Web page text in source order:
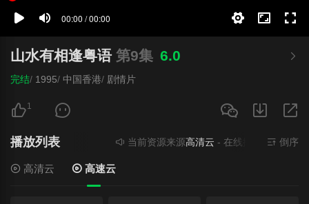
山水有相逢粤语第9集 6.0
完结/ 1995/ 中国香港/ 剧情片
1
播放列表 当前资源来源高清云- 在线播放,无需安装播
倒序
高清云 高速云